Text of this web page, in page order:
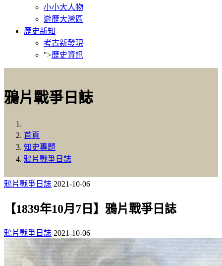
小小大人物
遊歷大灣區
歷史新知
考古新發現
">歷史資訊
鴉片戰爭日誌
首頁
知史專題
鴉片戰爭日誌
鴉片戰爭日誌 2021-10-06
【1839年10月7日】鴉片戰爭日誌
鴉片戰爭日誌 2021-10-06